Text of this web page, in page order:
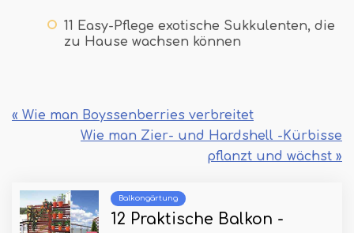
11 Easy-Pflege exotische Sukkulenten, die
zu Hause wachsen können
« Wie man Boyssenberries verbreitet
Wie man Zier- und Hardshell -Kürbisse
pflanzt und wächst »
Balkongärtung
12 Praktische Balkon -